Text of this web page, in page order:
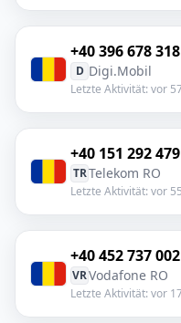
+40 396 678 318
D Digi.Mobil
Letzte Aktivität: vor
+40 151 292 479
TRTelekom RO
Letzte Aktivität: vor
+40 452 737 002
VRVodafone RO
Letzte Aktivität: vor